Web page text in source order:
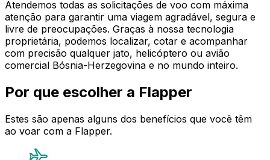
Atendemos todas as solicitações de voo com máxima
atenção para garantir uma viagem agradável, segura e
livre de preocupações. Graças à nossa tecnologia
proprietária, podemos localizar, cotar e acompanhar
com precisão qualquer jato, helicóptero ou avião
comercial Bósnia-Herzegovina e no mundo inteiro.
Por que escolher a Flapper
Estes são apenas alguns dos benefícios que você têm
ao voar com a Flapper.